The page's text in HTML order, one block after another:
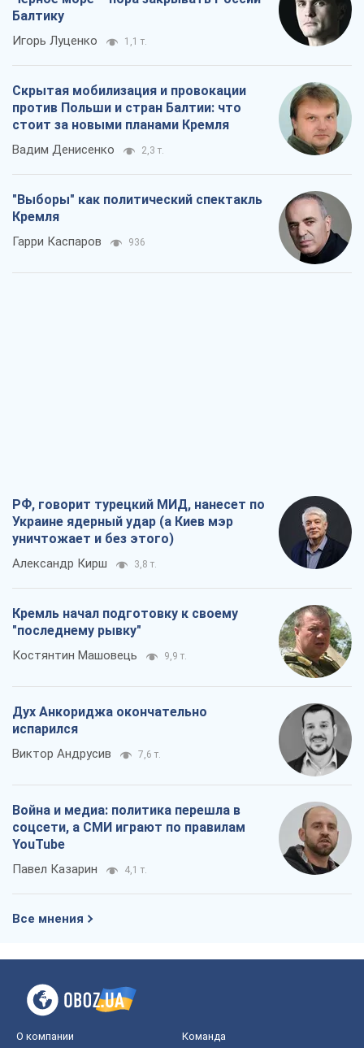
Балтику
Игорь Луценко 1,1 т.
Скрытая мобилизация и провокации
против Польши и стран Балтии: что
стоит за новыми планами Кремля
Вадим Денисенко 2,3 т.
"Выборы" как политический спектакль
Кремля
Гарри Каспаров 936
РФ, говорит турецкий МИД, нанесет по
Украине ядерный удар (а Киев мэр
уничтожает и без этого)
Александр Кирш 3,8 т.
Кремль начал подготовку к своему
"последнему рывку"
Костянтин Машовець 9,9 т.
Дух Анкориджа окончательно
испарился
Виктор Андрусив 7,6 т.
Война и медиа: политика перешла в
соцсети, а СМИ играют по правилам
YouTube
Павел Казарин 4,1 т.
Все мнения
О компании Команда